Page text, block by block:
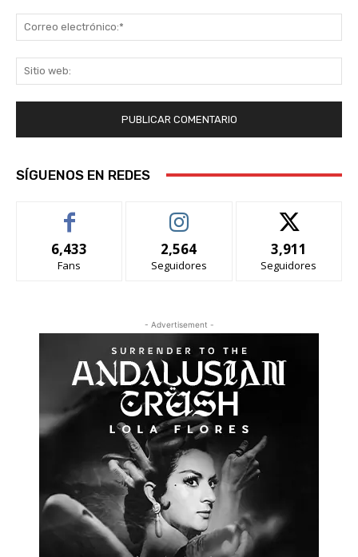
SÍGUENOS EN REDES
6,433
Fans
2,564
Seguidores
3,911
Seguidores
- Advertisement -